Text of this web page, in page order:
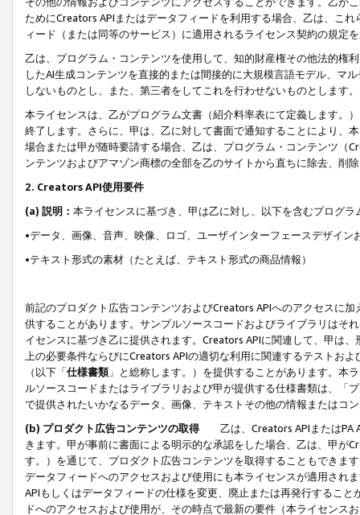
ためにCreators APIまたはデータフィードを利用する場合、乙は、こ
ィード（または同等のサービス）に適用されるライセンス契約の規定
乙は、プログラム・コンテンツを使用して、知的財産権その他法的権
したAI生成コンテンツを直接的または間接的に大規模言語モデル、マ
しないものとし、また、第三者をしてこれを行わせないものとします。
本ライセンスは、乙がプログラム文書（紹介料率表にて定義します。
終了します。さらに、甲は、乙に対して書面で通知することにより、
場合または甲が随時要請する場合、乙は、プログラム・コンテンツ（
ンテンツおよびアマゾン商標の全部を乙のサイトから直ちに除去、削
2. Creators API使用要件
(a) 説明： 本ライセンスに基づき、甲は乙に対し、以下を含むプログ
•データ、画像、音声、映像、ロゴ、ユーザインターフェースデザイ
•テキスト形式の素材（たとえば、テキスト形式の商品情報）
前記のプロダクト広告コンテンツおよびCreators APIへのアクセスに
供することがあります。サンプルソースコードおよびライブラリはそ
イセンスに基づき乙に提供されます。Creators APIに関連して、甲は
上の必要条件ならびにCreators APIの適切な利用に関連するテストお
（以下「仕様書類」と総称します。）を提供することがあります。本
ルソースコードまたはライブラリおよび甲が提供する仕様書類は、「
で提供されたいかなるデータ、画像、テキストその他の情報またはコ
(b) プロダクト広告コンテンツの取得
乙は、Creators APIまたはPA
きます。甲が事前に書面による明示的な承認をした場合、乙は、甲が
す。）を通じて、プロダクト広告コンテンツを取得することもできま
データフィードへのアクセスおよび使用にも本ライセンスが適用され
APIもしくはデータフィードの仕様を変更、廃止または再発行するこ
ドへのアクセスおよび使用が、その時点で最新の要件（本ライセン